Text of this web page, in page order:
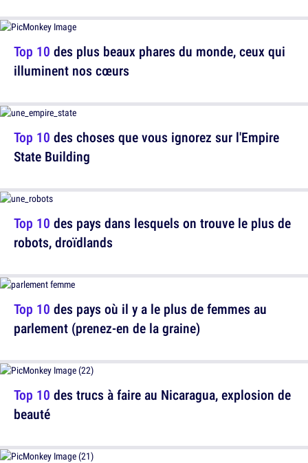
Top 10 des plus beaux phares du monde, ceux qui
illuminent nos cœurs
Top 10 des pays dans lesquels on trouve le plus de
robots, droïdlands
Top 10 des trucs à faire au Nicaragua, explosion de
beauté
Top 10 des choses que vous ignorez sur l'Empire
State Building
Top 10 des pays où il y a le plus de femmes au
parlement (prenez-en de la graine)